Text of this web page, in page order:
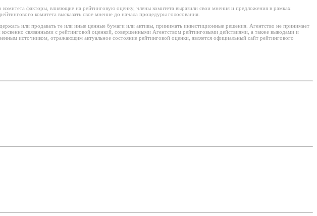
факторы, влияющие на рейтинговую оценку, члены комитета выразили свои мнения и предложения в рамках
комитета высказать свое мнение до начала процедуры голосования.
или продавать те или иные ценные бумаги или активы, принимать инвестиционные решения. Агентство не принимает
связанными с рейтинговой оценкой, совершенными Агентством рейтинговыми действиями, а также выводами и
источником, отражающим актуальное состояние рейтинговой оценки, является официальный сайт рейтингового